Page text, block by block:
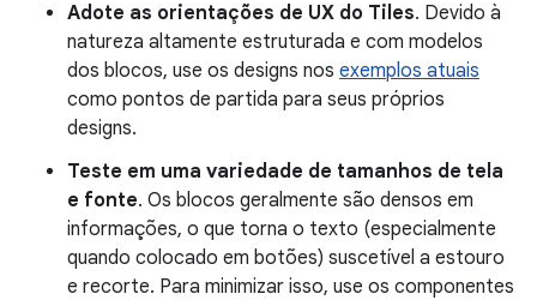
Adote as orientações de UX do Tiles. Devido à
natureza altamente estruturada e com modelos
dos blocos, use os designs nos exemplos atuais
como pontos de partida para seus próprios
designs.
Teste em uma variedade de tamanhos de tela
e fonte. Os blocos geralmente são densos em
informações, o que torna o texto (especialmente
quando colocado em botões) suscetível a estouro
e recorte. Para minimizar isso, use os componentes